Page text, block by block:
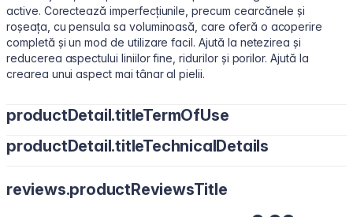
active. Corectează imperfecțiunile, precum cearcănele și
roșeața, cu pensula sa voluminoasă, care oferă o acoperire
completă și un mod de utilizare facil. Ajută la netezirea și
reducerea aspectului liniilor fine, ridurilor și porilor. Ajută la
crearea unui aspect mai tânar al pielii.
productDetail.titleTermOfUse
Aplicați puncte mici sub ochi sau pe zonele necesare cu vârful
productDetail.titleTechnicalDetails
Glycol, Peg-10 Dimethicone, Dimethicone, Polymethyl
reviews.productReviewsTitle